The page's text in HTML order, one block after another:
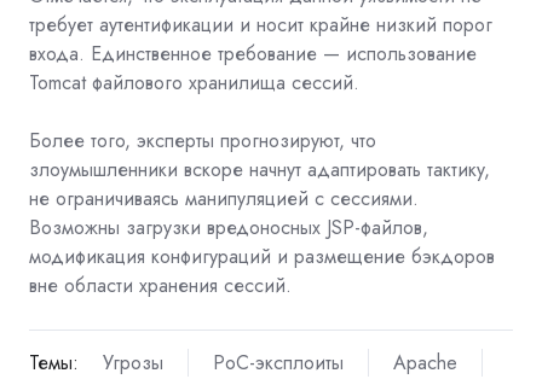
требует аутентификации и носит крайне низкий порог
входа. Единственное требование — использование
Tomcat файлового хранилища сессий.
Более того, эксперты прогнозируют, что
злоумышленники вскоре начнут адаптировать тактику,
не ограничиваясь манипуляцией с сессиями.
Возможны загрузки вредоносных JSP-файлов,
модификация конфигураций и размещение бэкдоров
вне области хранения сессий.
Темы: Угрозы PoC-эксплоиты
Apache